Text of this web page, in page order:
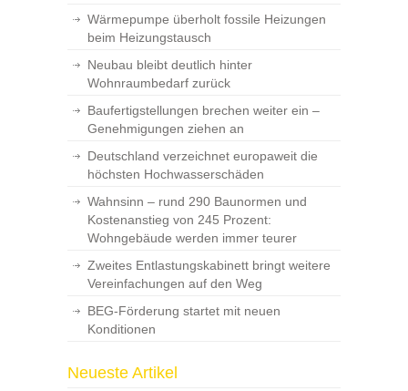
Wärmepumpe überholt fossile Heizungen
beim Heizungstausch
Neubau bleibt deutlich hinter
Wohnraumbedarf zurück
Baufertigstellungen brechen weiter ein –
Genehmigungen ziehen an
Deutschland verzeichnet europaweit die
höchsten Hochwasserschäden
Wahnsinn – rund 290 Baunormen und
Kostenanstieg von 245 Prozent:
Wohngebäude werden immer teurer
Zweites Entlastungskabinett bringt weitere
Vereinfachungen auf den Weg
BEG-Förderung startet mit neuen
Konditionen
Neueste Artikel